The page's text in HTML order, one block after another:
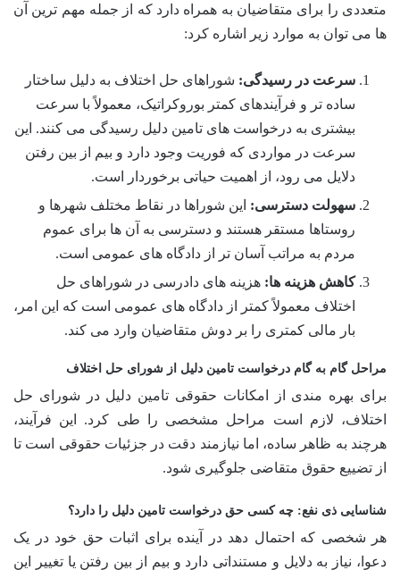
متعددی را برای متقاضیان به همراه دارد که از جمله مهم ترین آن
ها می توان به موارد زیر اشاره کرد:
سرعت در رسیدگی: شوراهای حل اختلاف به دلیل ساختار
ساده تر و فرآیندهای کمتر بوروکراتیک، معمولاً با سرعت
بیشتری به درخواست های تامین دلیل رسیدگی می کنند. این
سرعت در مواردی که فوریت وجود دارد و بیم از بین رفتن
دلایل می رود، از اهمیت حیاتی برخوردار است.
سهولت دسترسی: این شوراها در نقاط مختلف شهرها و
روستاها مستقر هستند و دسترسی به آن ها برای عموم
مردم به مراتب آسان تر از دادگاه های عمومی است.
کاهش هزینه ها: هزینه های دادرسی در شوراهای حل
اختلاف معمولاً کمتر از دادگاه های عمومی است که این امر،
بار مالی کمتری را بر دوش متقاضیان وارد می کند.
مراحل گام به گام درخواست تامین دلیل از شورای حل اختلاف
برای بهره مندی از امکانات حقوقی تامین دلیل در شورای حل
اختلاف، لازم است مراحل مشخصی را طی کرد. این فرآیند،
هرچند به ظاهر ساده، اما نیازمند دقت در جزئیات حقوقی است تا
از تضییع حقوق متقاضی جلوگیری شود.
شناسایی ذی نفع: چه کسی حق درخواست تامین دلیل را دارد؟
هر شخصی که احتمال دهد در آینده برای اثبات حق خود در یک
دعوا، نیاز به دلایل و مستنداتی دارد و بیم از بین رفتن یا تغییر این